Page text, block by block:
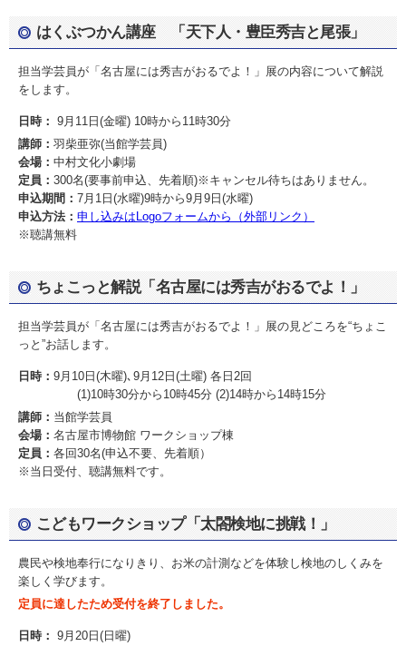
はくぶつかん講座 「天下人・豊臣秀吉と尾張」
担当学芸員が「名古屋には秀吉がおるでよ！」展の内容について解説
をします。
日時： 9月11日(金曜) 10時から11時30分
講師： 羽柴亜弥(当館学芸員)
会場： 中村文化小劇場
定員： 300名(要事前申込、先着順)※キャンセル待ちはありません。
申込期間： 7月1日(水曜)9時から9月9日(水曜)
申込方法： 申し込みはLogoフォームから（外部リンク）
※聴講無料
ちょこっと解説「名古屋には秀吉がおるでよ！」
担当学芸員が「名古屋には秀吉がおるでよ！」展の見どころを“ちょこ
っと”お話します。
日時： 9月10日(木曜)､9月12日(土曜) 各日2回
(1)10時30分から10時45分 (2)14時から14時15分
講師： 当館学芸員
会場： 名古屋市博物館 ワークショップ棟
定員： 各回30名(申込不要、先着順）
※当日受付、聴講無料です。
こどもワークショップ「太閤検地に挑戦！」
農民や検地奉行になりきり、お米の計測などを体験し検地のしくみを
楽しく学びます。
定員に達したため受付を終了しました。
日時： 9月20日(日曜)